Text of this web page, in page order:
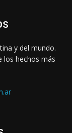
y del mundo.
los hechos más